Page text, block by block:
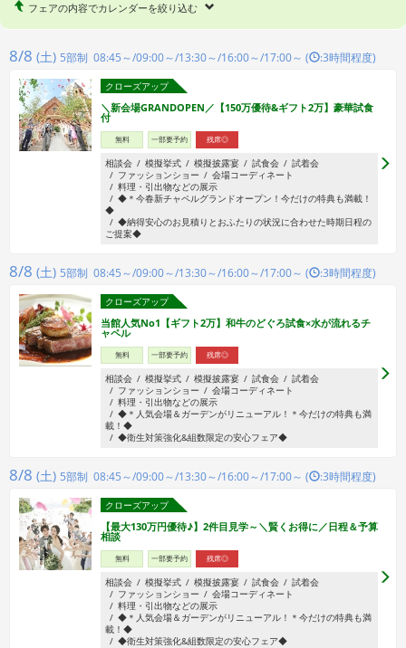
フェアの内容でカレンダーを絞り込む
8/8 (土) 5部制 08:45～/09:00～/13:30～/16:00～/17:00～ ( :3時間程度)
クローズアップ
＼新会場GRANDOPEN／【150万優待&ギフト2万】豪華試食
付
無料 一部要予約 残席◎
相談会 模擬挙式 模擬披露宴 試食会
試着会
ファッションショー
会場コーディネート
料理・引出物などの展示
◆＊今春新チャペルグランドオープン！今だけの特典も満載！
◆
◆納得安心のお見積りとおふたりの状況に合わせた時期日程の
ご提案◆
8/8 (土) 5部制 08:45～/09:00～/13:30～/16:00～/17:00～ ( :3時間程度)
クローズアップ
当館人気No1【ギフト2万】和牛のどぐろ試食×水が流れるチ
ャペル
無料 一部要予約 残席◎
相談会 模擬挙式 模擬披露宴 試食会
試着会
ファッションショー
会場コーディネート
料理・引出物などの展示
◆＊人気会場＆ガーデンがリニューアル！＊今だけの特典も満
載！◆
◆衛生対策強化&組数限定の安心フェア◆
8/8 (土) 5部制 08:45～/09:00～/13:30～/16:00～/17:00～ ( :3時間程度)
クローズアップ
【最大130万円優待♪】2件目見学～＼賢くお得に／日程＆予算
相談
無料 一部要予約 残席◎
相談会 模擬挙式 模擬披露宴 試食会
試着会
ファッションショー
会場コーディネート
料理・引出物などの展示
◆＊人気会場＆ガーデンがリニューアル！＊今だけの特典も満
載！◆
◆衛生対策強化&組数限定の安心フェア◆